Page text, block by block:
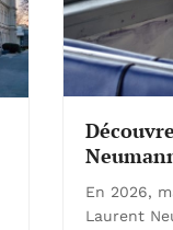
En 2026,
Laurent